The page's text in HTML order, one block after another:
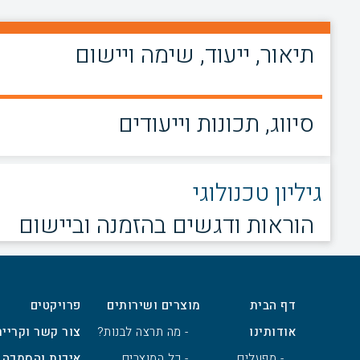
תיאור, ייעוד, שימה ויישום
סיווג, תכונות וייעודים
גיליון טכנולוגי
הוראות ודגשים בהזמנה וביישום
דף הבית
אודותינו
מוצרים ושירותים
- מה תרצה לבנות?
פרויקטים
צור קשר